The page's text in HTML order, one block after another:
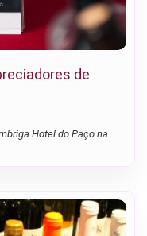
de
Hotel do Paço na